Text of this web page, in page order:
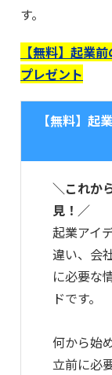
す。
【無料】起業
プレゼント
【無料】起
＼これか
見！／
起業アイ
違い、会
に必要な
ドです。
何から始
立前に必